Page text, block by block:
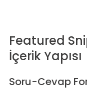
Featured
İçerik Yapısı
Soru-Cevap